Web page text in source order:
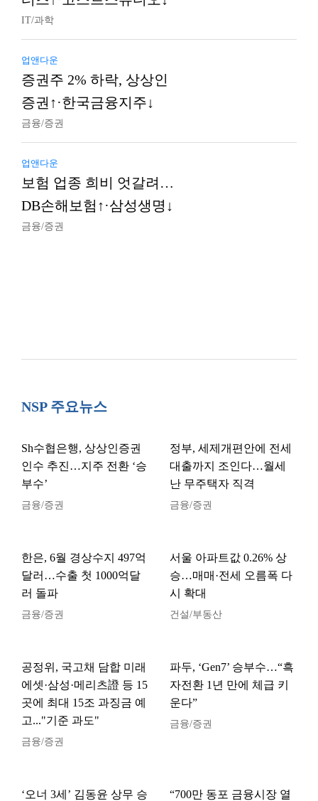
IT/과학
업앤다운
증권주 2% 하락, 상상인
증권↑·한국금융지주↓
금융/증권
업앤다운
보험 업종 희비 엇갈려…
DB손해보험↑·삼성생명↓
금융/증권
NSP 주요뉴스
Sh수협은행, 상상인증권
인수 추진…지주 전환 ‘승
부수’
금융/증권
정부, 세제개편안에 전세
대출까지 조인다…월세
난 무주택자 직격
금융/증권
한은, 6월 경상수지 497억
달러…수출 첫 1000억달
러 돌파
금융/증권
서울 아파트값 0.26% 상
승…매매·전세 오름폭 다
시 확대
건설/부동산
공정위, 국고채 담합 미래
에셋·삼성·메리츠證 등 15
곳에 최대 15조 과징금 예
고..."기준 과도"
금융/증권
파두, ‘Gen7’ 승부수…“흑
자전환 1년 만에 체급 키
운다”
금융/증권
‘오너 3세’ 김동윤 상무 승
“700만 동포 금융시장 열